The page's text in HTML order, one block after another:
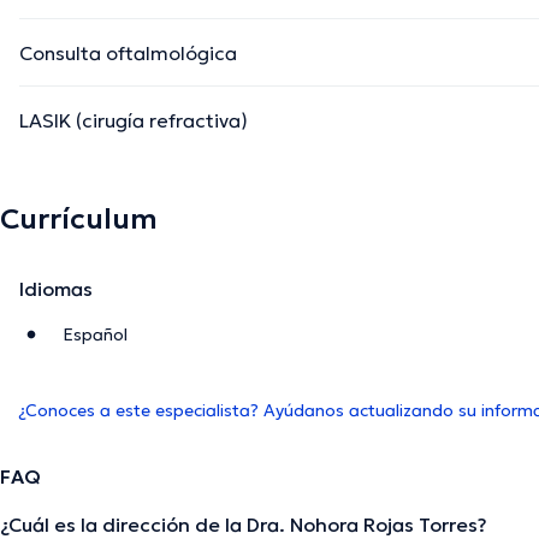
Consulta oftalmológica
LASIK (cirugía refractiva)
Currículum
Idiomas
Español
¿Conoces a este especialista? Ayúdanos actualizando su
FAQ
¿Cuál es la dirección de la Dra. Nohora Rojas Torres?